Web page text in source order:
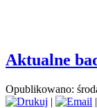
Aktualne
Opublikowano:
|